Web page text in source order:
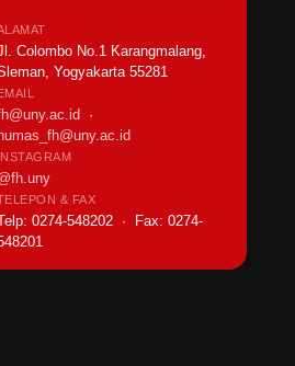
Colombo No.1 Karangmalang,
Yogyakarta 55281
EMAIL
·
humas_fh@uny.ac.id
INSTAGRAM
& FAX
0274-548202 · Fax: 0274-